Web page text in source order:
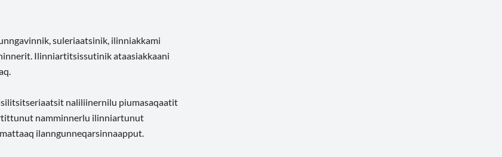
suleriaatsinik, ilinniakkami
Ilinniartitsissutinik ataasiakkaani
naliliinernilu piumasaqaatit
namminnerlu ilinniartunut
ilanngunneqarsinnaapput.